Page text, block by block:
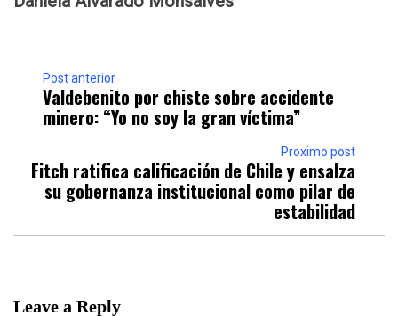
Post anterior
Valdebenito por chiste sobre accidente
minero: “Yo no soy la gran víctima”
Proximo post
Fitch ratifica calificación de Chile y ensalza
su gobernanza institucional como pilar de
estabilidad
Leave a Reply